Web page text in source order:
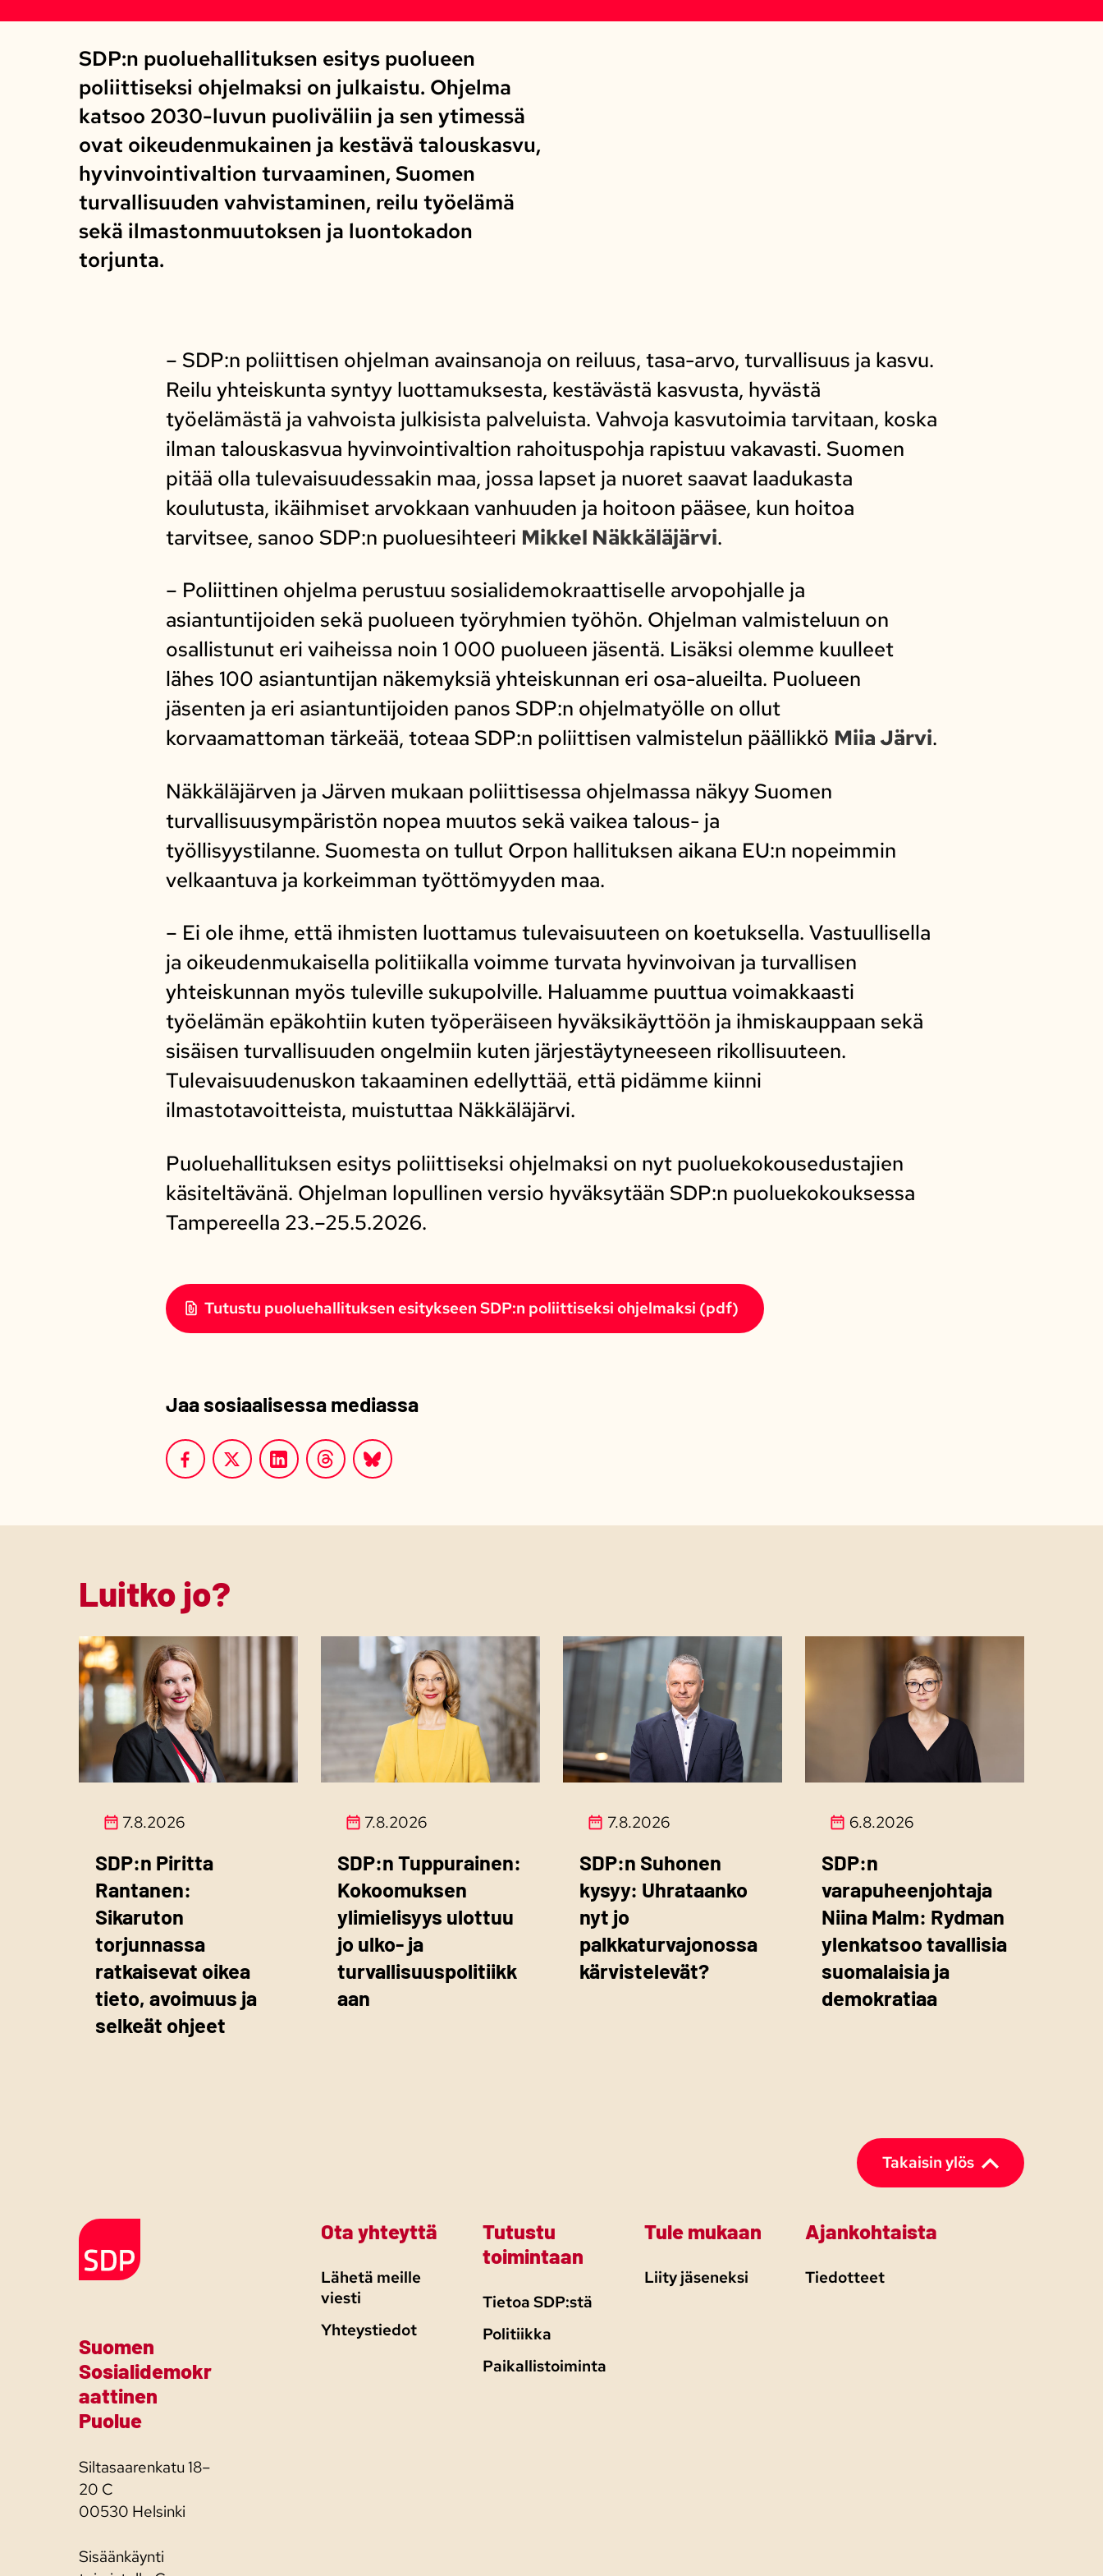
SDP:n puoluehallituksen esitys puolueen
poliittiseksi ohjelmaksi on julkaistu. Ohjelma
katsoo 2030-luvun puoliväliin ja sen ytimessä
ovat oikeudenmukainen ja kestävä talouskasvu,
hyvinvointivaltion turvaaminen, Suomen
turvallisuuden vahvistaminen, reilu työelämä
sekä ilmastonmuutoksen ja luontokadon
torjunta.
– SDP:n poliittisen ohjelman avainsanoja on reiluus, tasa-arvo, turvallisuus ja kasvu.
Reilu yhteiskunta syntyy luottamuksesta, kestävästä kasvusta, hyvästä
työelämästä ja vahvoista julkisista palveluista. Vahvoja kasvutoimia tarvitaan, koska
ilman talouskasvua hyvinvointivaltion rahoituspohja rapistuu vakavasti. Suomen
pitää olla tulevaisuudessakin maa, jossa lapset ja nuoret saavat laadukasta
koulutusta, ikäihmiset arvokkaan vanhuuden ja hoitoon pääsee, kun hoitoa
tarvitsee, sanoo SDP:n puoluesihteeri Mikkel Näkkäläjärvi.
– Poliittinen ohjelma perustuu sosialidemokraattiselle arvopohjalle ja
asiantuntijoiden sekä puolueen työryhmien työhön. Ohjelman valmisteluun on
osallistunut eri vaiheissa noin 1 000 puolueen jäsentä. Lisäksi olemme kuulleet
lähes 100 asiantuntijan näkemyksiä yhteiskunnan eri osa-alueilta. Puolueen
jäsenten ja eri asiantuntijoiden panos SDP:n ohjelmatyölle on ollut
korvaamattoman tärkeää, toteaa SDP:n poliittisen valmistelun päällikkö Miia Järvi.
Näkkäläjärven ja Järven mukaan poliittisessa ohjelmassa näkyy Suomen
turvallisuusympäristön nopea muutos sekä vaikea talous- ja
työllisyystilanne. Suomesta on tullut Orpon hallituksen aikana EU:n nopeimmin
velkaantuva ja korkeimman työttömyyden maa.
– Ei ole ihme, että ihmisten luottamus tulevaisuuteen on koetuksella. Vastuullisella
ja oikeudenmukaisella politiikalla voimme turvata hyvinvoivan ja turvallisen
yhteiskunnan myös tuleville sukupolville. Haluamme puuttua voimakkaasti
työelämän epäkohtiin kuten työperäiseen hyväksikäyttöön ja ihmiskauppaan sekä
sisäisen turvallisuuden ongelmiin kuten järjestäytyneeseen rikollisuuteen.
Tulevaisuudenuskon takaaminen edellyttää, että pidämme kiinni
ilmastotavoitteista, muistuttaa Näkkäläjärvi.
Puoluehallituksen esitys poliittiseksi ohjelmaksi on nyt puoluekokousedustajien
käsiteltävänä. Ohjelman lopullinen versio hyväksytään SDP:n puoluekokouksessa
Tampereella 23.–25.5.2026.
Tutustu puoluehallituksen esitykseen SDP:n poliittiseksi ohjelmaksi (pdf)
Jaa sosiaalisessa mediassa
Luitko jo?
7.8.2026
SDP:n Piritta
Rantanen:
Sikaruton
torjunnassa
ratkaisevat oikea
tieto, avoimuus ja
selkeät ohjeet
7.8.2026
SDP:n Tuppurainen:
Kokoomuksen
ylimielisyys ulottuu
jo ulko- ja
turvallisuuspolitiikk
aan
7.8.2026
SDP:n Suhonen
kysyy: Uhrataanko
nyt jo
palkkaturvajonossa
kärvistelevät?
6.8.2026
SDP:n
varapuheenjohtaja
Niina Malm: Rydman
ylenkatsoo tavallisia
suomalaisia ja
demokratiaa
Takaisin ylös
Etusivulle
Suomen
Sosialidemokr
aattinen
Puolue
Siltasaarenkatu 18–
20 C
00530 Helsinki
Sisäänkäynti
Ota yhteyttä
Lähetä meille
viesti
Yhteystiedot
Tutustu
toimintaan
Tietoa SDP:stä
Politiikka
Paikallistoiminta
Tule mukaan
Liity jäseneksi
Ajankohtaista
Tiedotteet